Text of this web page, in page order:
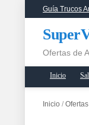
Guía Trucos
Ofertas de
Inicio
Inicio /